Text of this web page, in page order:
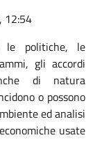
12:54
le politiche, le
gli accordi
di natura
o possono
ed analisi
usate